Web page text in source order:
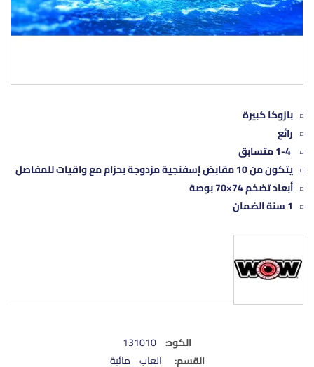
كلمة مرور مفقودة؟
بازوكا كبيرة
رائع
يتكون من 10 مقابض إسفنجية مزدوجة بحزام مع واقيات للمفاصل
أبعاد تضخم 74×70 بوصة
1 سنة الضمان
الكود: 131010
القسم:
العاب مائية